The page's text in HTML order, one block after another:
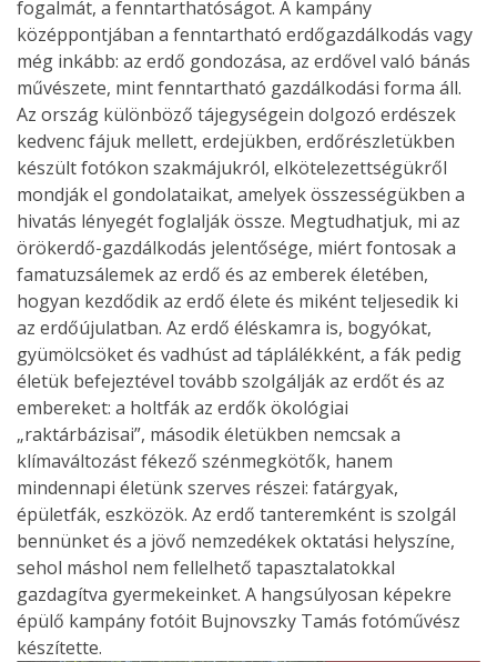
fogalmát, a fenntarthatóságot. A kampány
középpontjában a fenntartható erdőgazdálkodás vagy
még inkább: az erdő gondozása, az erdővel való bánás
művészete, mint fenntartható gazdálkodási forma áll.
Az ország különböző tájegységein dolgozó erdészek
kedvenc fájuk mellett, erdejükben, erdőrészletükben
készült fotókon szakmájukról, elkötelezettségükről
mondják el gondolataikat, amelyek összességükben a
hivatás lényegét foglalják össze. Megtudhatjuk, mi az
örökerdő-gazdálkodás jelentősége, miért fontosak a
famatuzsálemek az erdő és az emberek életében,
hogyan kezdődik az erdő élete és miként teljesedik ki
az erdőújulatban. Az erdő éléskamra is, bogyókat,
gyümölcsöket és vadhúst ad táplálékként, a fák pedig
életük befejeztével tovább szolgálják az erdőt és az
embereket: a holtfák az erdők ökológiai
„raktárbázisai”, második életükben nemcsak a
klímaváltozást fékező szénmegkötők, hanem
mindennapi életünk szerves részei: fatárgyak,
épületfák, eszközök. Az erdő tanteremként is szolgál
bennünket és a jövő nemzedékek oktatási helyszíne,
sehol máshol nem fellelhető tapasztalatokkal
gazdagítva gyermekeinket. A hangsúlyosan képekre
épülő kampány fotóit Bujnovszky Tamás fotóművész
készítette.